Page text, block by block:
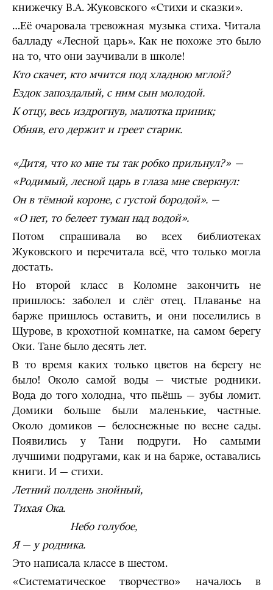
книжечку В.А. Жуковского «Стихи и сказки».
…Её очаровала тревожная музыка стиха. Читала
балладу «Лесной царь». Как не похоже это было
на то, что они заучивали в школе!
Кто скачет, кто мчится под хладною мглой?
Ездок запоздалый, с ним сын молодой.
К отцу, весь издрогнув, малютка приник;
Обняв, его держит и греет старик.
«Дитя, что ко мне ты так робко прильнул?» —
«Родимый, лесной царь в глаза мне сверкнул:
Он в тёмной короне, с густой бородой». —
«О нет, то белеет туман над водой».
Потом спрашивала во всех библиотеках
Жуковского и перечитала всё, что только могла
достать.
Но второй класс в Коломне закончить не
пришлось: заболел и слёг отец. Плаванье на
барже пришлось оставить, и они поселились в
Щурове, в крохотной комнатке, на самом берегу
Оки. Тане было десять лет.
В то время каких только цветов на берегу не
было! Около самой воды — чистые родники.
Вода до того холодна, что пьёшь — зубы ломит.
Домики больше были маленькие, частные.
Около домиков — белоснежные по весне сады.
Появились у Тани подруги. Но самыми
лучшими подругами, как и на барже, оставались
книги. И — стихи.
Летний полдень знойный,
Тихая Ока.
Небо голубое,
Я — у родника.
Это написала классе в шестом.
«Систематическое творчество» началось в